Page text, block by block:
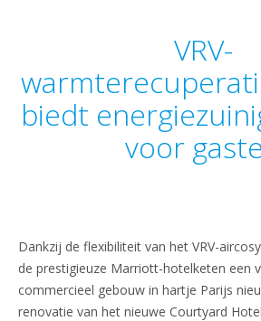
VRV-
biedt
voor
Dankzij de flexibiliteit van het VRV-
de prestigieuze Marriott-hotelketen een
commercieel gebouw in hartje Parijs
renovatie van het nieuwe Courtyard